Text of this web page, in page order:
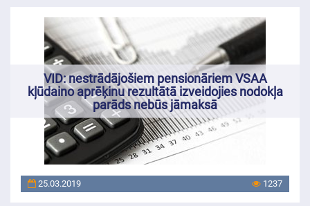
VID: nestrādājošiem pensionāriem VSAA
kļūdaino aprēķinu rezultātā izveidojies nodokļa
parāds nebūs jāmaksā
25.03.2019 1237